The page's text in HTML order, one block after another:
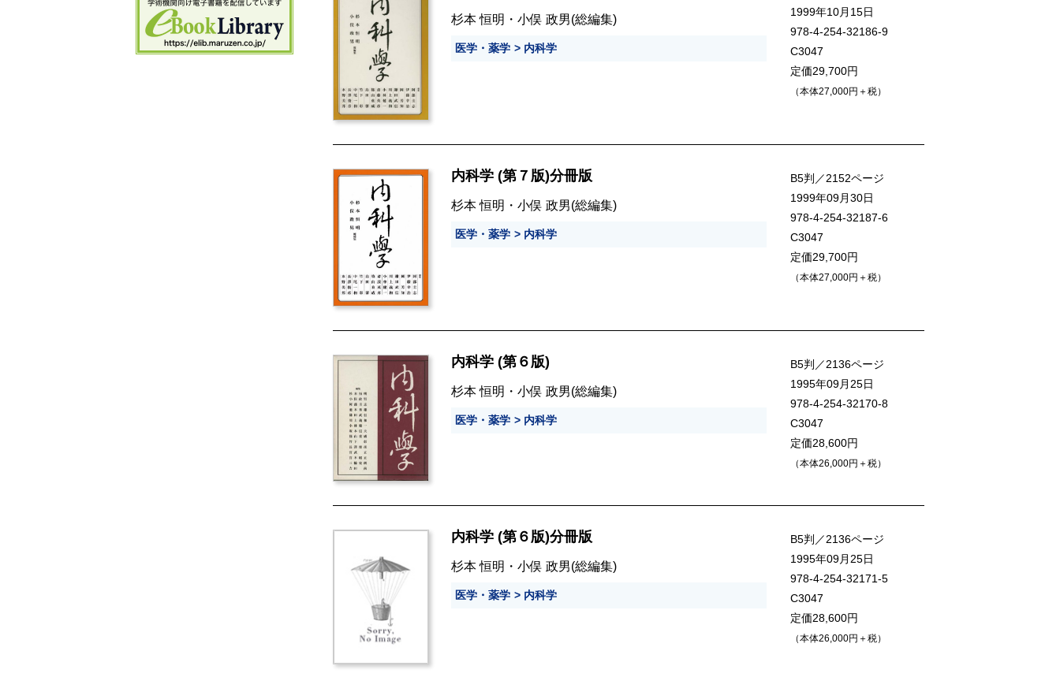
杉本 恒明 ・ 小俣 政男(総編集)
医学・薬学 内科学
1999年10月15日
978-4-254-32186-9
C3047
定価29,700円
（本体27,000円＋税）
内科学 (第７版)分冊版
杉本 恒明 ・ 小俣 政男(総編集)
医学・薬学 内科学
B5判／2152ページ
1999年09月30日
978-4-254-32187-6
C3047
定価29,700円
（本体27,000円＋税）
内科学 (第６版)
杉本 恒明 ・ 小俣 政男(総編集)
医学・薬学 内科学
B5判／2136ページ
1995年09月25日
978-4-254-32170-8
C3047
定価28,600円
（本体26,000円＋税）
内科学 (第６版)分冊版
杉本 恒明 ・ 小俣 政男(総編集)
医学・薬学 内科学
B5判／2136ページ
1995年09月25日
978-4-254-32171-5
C3047
定価28,600円
（本体26,000円＋税）